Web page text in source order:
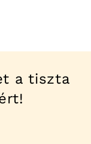
a tiszta